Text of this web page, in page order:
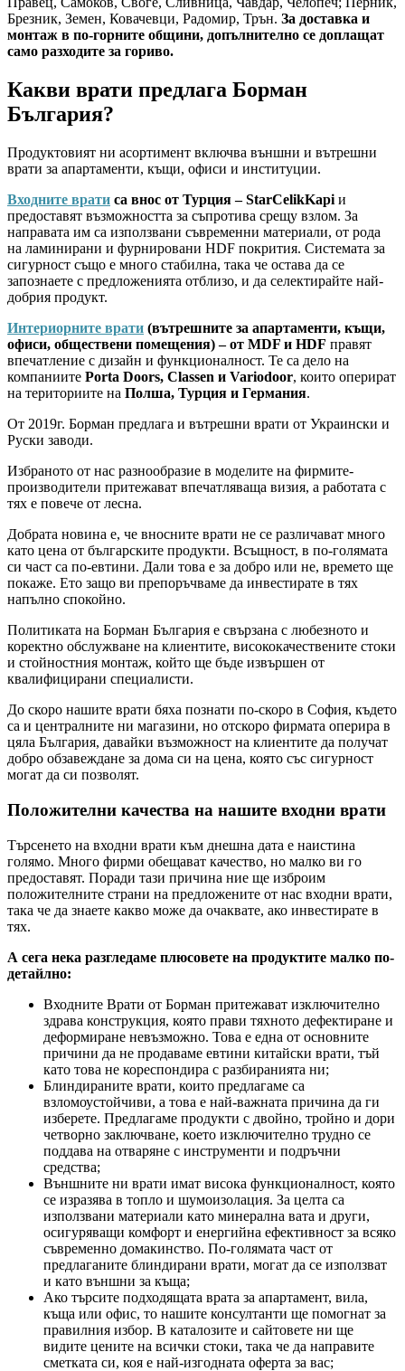
Брезник, Земен, Ковачевци, Радомир, Трън. За доставка и
монтаж в по-горните общини, допълнително се доплащат
само разходите за гориво.
Какви врати предлага Борман
България?
Продуктовият ни асортимент включва външни и вътрешни
врати за апартаменти, къщи, офиси и институции.
Входните врати са внос от Турция – StarCelikKapi и
предоставят възможността за съпротива срещу взлом. За
направата им са използвани съвременни материали, от рода
на ламинирани и фурнировани HDF покрития. Системата за
сигурност също е много стабилна, така че остава да се
запознаете с предложенията отблизо, и да селектирайте най-
добрия продукт.
Интериорните врати (вътрешните за апартаменти, къщи,
офиси, обществени помещения) – от MDF и HDF правят
впечатление с дизайн и функционалност. Те са дело на
компаниите Porta Doors, Classen и Variodoor, които оперират
на териториите на Полша, Турция и Германия.
От 2019г. Борман предлага и вътрешни врати от Украински и
Руски заводи.
Избраното от нас разнообразие в моделите на фирмите-
производители притежават впечатляваща визия, а работата с
тях е повече от лесна.
Добрата новина е, че вносните врати не се различават много
като цена от българските продукти. Всъщност, в по-голямата
си част са по-евтини. Дали това е за добро или не, времето ще
покаже. Ето защо ви препоръчваме да инвестирате в тях
напълно спокойно.
Политиката на Борман България е свързана с любезното и
коректно обслужване на клиентите, висококачествените стоки
и стойностния монтаж, който ще бъде извършен от
квалифицирани специалисти.
До скоро нашите врати бяха познати по-скоро в София, където
са и централните ни магазини, но отскоро фирмата оперира в
цяла България, давайки възможност на клиентите да получат
добро обзавеждане за дома си на цена, която със сигурност
могат да си позволят.
Положителни качества на нашите входни врати
Търсенето на входни врати към днешна дата е наистина
голямо. Много фирми обещават качество, но малко ви го
предоставят. Поради тази причина ние ще изброим
положителните страни на предложените от нас входни врати,
така че да знаете какво може да очаквате, ако инвестирате в
тях.
А сега нека разгледаме плюсовете на продуктите малко по-
детайлно:
Входните Врати от Борман притежават изключително
здрава конструкция, която прави тяхното дефектиране и
деформиране невъзможно. Това е една от основните
причини да не продаваме евтини китайски врати, тъй
като това не кореспондира с разбиранията ни;
Блиндираните врати, които предлагаме са
взломоустойчиви, а това е най-важната причина да ги
изберете. Предлагаме продукти с двойно, тройно и дори
четворно заключване, което изключително трудно се
поддава на отваряне с инструменти и подръчни
средства;
Външните ни врати имат висока функционалност, която
се изразява в топло и шумоизолация. За целта са
използвани материали като минерална вата и други,
осигуряващи комфорт и енергийна ефективност за всяко
съвременно домакинство. По-голямата част от
предлаганите блиндирани врати, могат да се използват
и като външни за къща;
Ако търсите подходящата врата за апартамент, вила,
къща или офис, то нашите консултанти ще помогнат за
правилния избор. В каталозите и сайтовете ни ще
видите цените на всички стоки, така че да направите
сметката си, коя е най-изгодната оферта за вас;